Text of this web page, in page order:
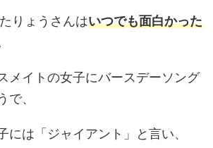
りょうさんはいつでも面白かった
メイトの女子にバースデーソング
で、
には「ジャイアント」と言い、